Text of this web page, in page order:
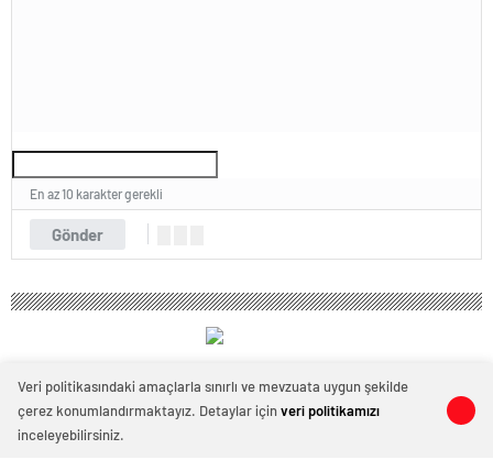
0 0
Gönder
En az 10 karakter gerekli
Temadam
Veri politikasındaki amaçlarla sınırlı ve mevzuata uygun şekilde
çerez konumlandırmaktayız. Detaylar içinveri politikamızı
inceleyebilirsiniz.